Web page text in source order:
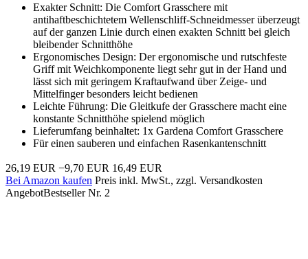
Exakter Schnitt: Die Comfort Grasschere mit
antihaftbeschichtetem Wellenschliff-Schneidmesser überzeugt
auf der ganzen Linie durch einen exakten Schnitt bei gleich
bleibender Schnitthöhe
Ergonomisches Design: Der ergonomische und rutschfeste
Griff mit Weichkomponente liegt sehr gut in der Hand und
lässt sich mit geringem Kraftaufwand über Zeige- und
Mittelfinger besonders leicht bedienen
Leichte Führung: Die Gleitkufe der Grasschere macht eine
konstante Schnitthöhe spielend möglich
Lieferumfang beinhaltet: 1x Gardena Comfort Grasschere
Für einen sauberen und einfachen Rasenkantenschnitt
26,19 EUR −9,70 EUR 16,49 EUR
Bei Amazon kaufen Preis inkl. MwSt., zzgl. Versandkosten
AngebotBestseller Nr. 2